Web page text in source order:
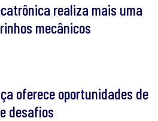
realiza mais uma
mecânicos
oferece oportunidades de
desafios